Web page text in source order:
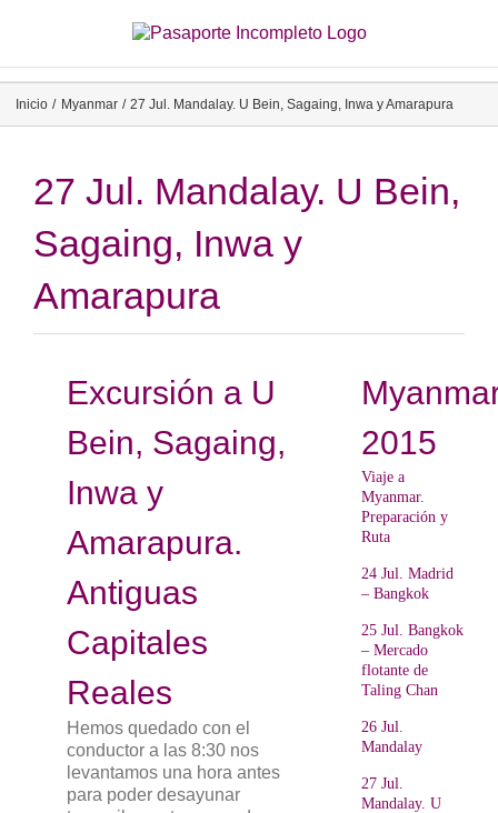
Inicio Myanmar 27 Jul. Mandalay. U Bein, Sagaing, Inwa y Amarapura
27 Jul. Mandalay. U Bein,
Sagaing, Inwa y
Amarapura
Excursión a U
Bein, Sagaing,
Inwa y
Amarapura.
Antiguas
Capitales
Reales
Hemos quedado con el
conductor a las 8:30 nos
levantamos una hora antes
para poder desayunar
2015
Viaje a
Myanmar.
Preparación y
Ruta
24 Jul. Madrid
– Bangkok
25 Jul. Bangkok
– Mercado
flotante de
Taling Chan
26 Jul.
Mandalay
27 Jul.
Mandalay. U